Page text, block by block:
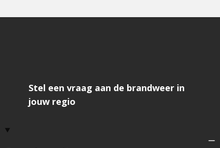
Stel een vraag aan de brandweer in
jouw regio